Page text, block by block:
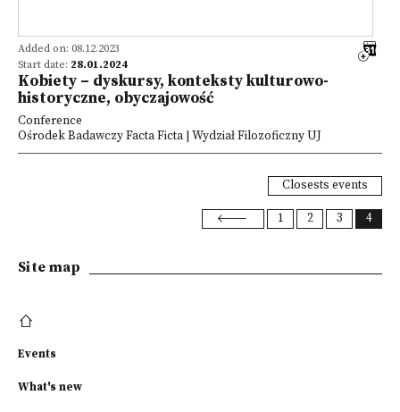
Added on: 08.12.2023
Start date: 28.01.2024
Kobiety – dyskursy, konteksty kulturowo-
historyczne, obyczajowość
Conference
Ośrodek Badawczy Facta Ficta | Wydział Filozoficzny UJ
Closests events
1 2 3 4
Site map
Events
What's new